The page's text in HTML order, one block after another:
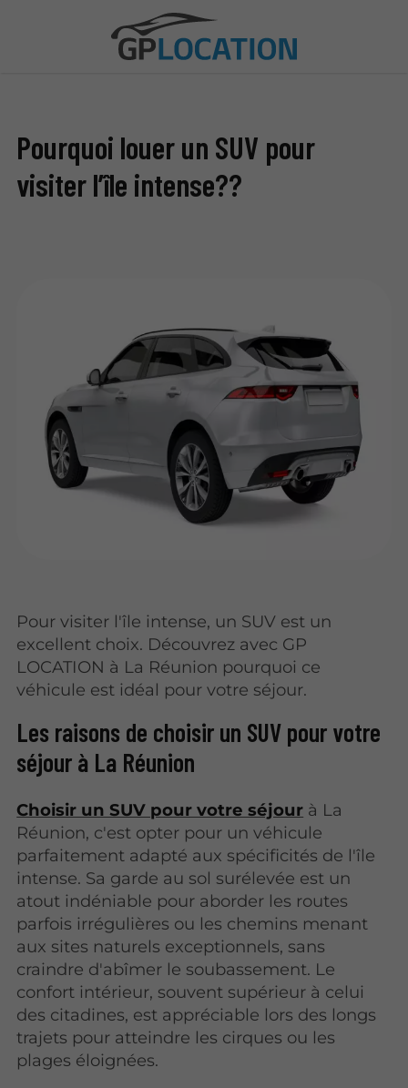
Pourquoi louer un SUV pour
visiter l’île intense??
Pour visiter l'île intense, un SUV est un
excellent choix. Découvrez avec GP
LOCATION à La Réunion pourquoi ce
véhicule est idéal pour votre séjour.
Les raisons de choisir un SUV pour votre
séjour à La Réunion
Choisir un SUV pour votre séjour à La
Réunion, c'est opter pour un véhicule
parfaitement adapté aux spécificités de l'île
intense. Sa garde au sol surélevée est un
atout indéniable pour aborder les routes
parfois irrégulières ou les chemins menant
aux sites naturels exceptionnels, sans
craindre d'abîmer le soubassement. Le
confort intérieur, souvent supérieur à celui
des citadines, est appréciable lors des longs
trajets pour atteindre les cirques ou les
plages éloignées.